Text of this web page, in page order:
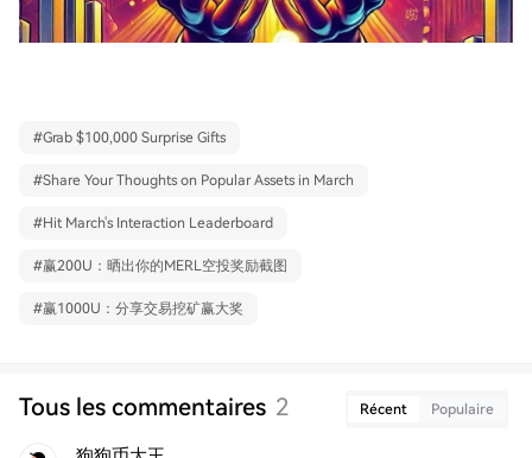
#Grab $100,000 Surprise Gifts
#Share Your Thoughts on Popular Assets in March
#Hit March's Interaction Leaderboard
#赢200U：晒出你的MERL空投奖励截图
#赢1000U：分享交易挖矿赢大奖
Tous les commentaires 2 Récent Populaire